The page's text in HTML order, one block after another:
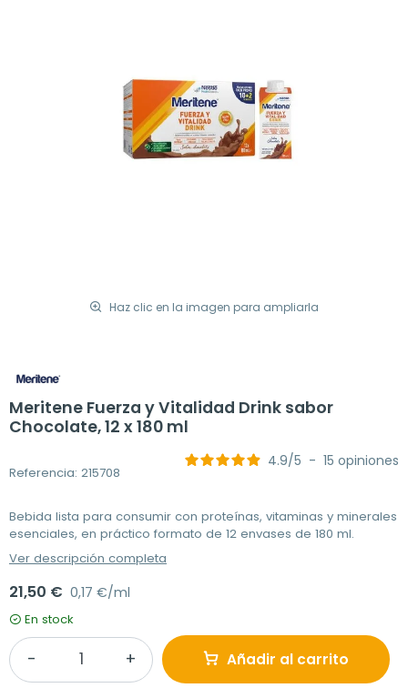
Haz clic en la imagen para ampliarla
Meritene Fuerza y Vitalidad Drink sabor
Chocolate, 12 x 180 ml
Referencia: 215708
4.9/5 - 15 opiniones
Bebida lista para consumir con proteínas, vitaminas y minerales
esenciales, en práctico formato de 12 envases de 180 ml.
Ver descripción completa
21,50 € 0,17 €/ml
En stock
Añadir al carrito